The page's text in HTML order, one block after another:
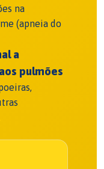
na
(apneia do
a
pulmões